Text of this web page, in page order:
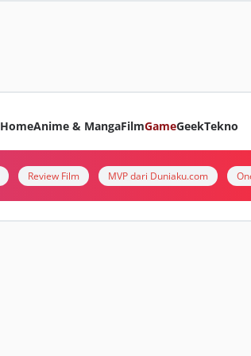
HomeAnime & MangaFilmGameGeekTekno
Review Film MVP dari Duniaku.com